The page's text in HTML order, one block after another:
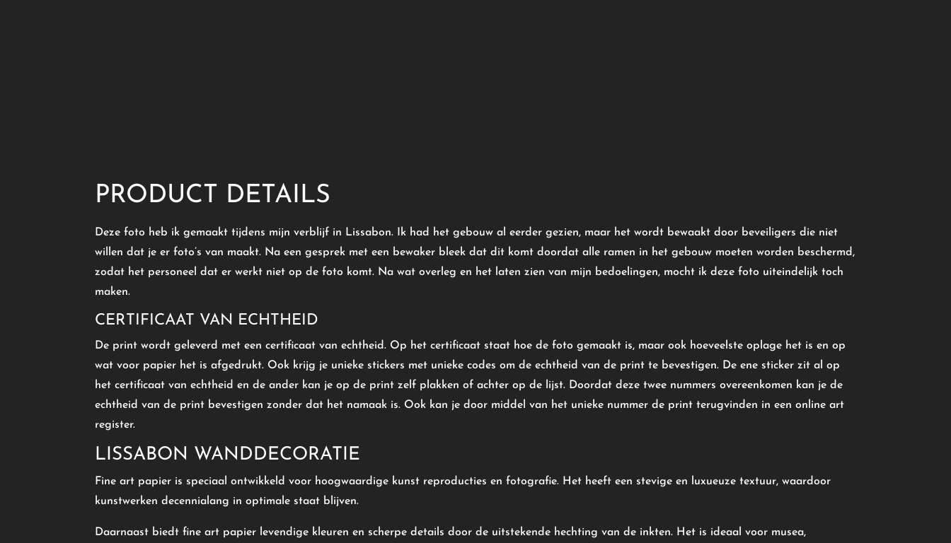
PRODUCT DETAILS
Deze foto heb ik gemaakt tijdens mijn verblijf in Lissabon. Ik had het gebouw al eerder gezien, maar het wordt bewaakt door beveiligers die niet
willen dat je er foto’s van maakt. Na een gesprek met een bewaker bleek dat dit komt doordat alle ramen in het gebouw moeten worden beschermd,
zodat het personeel dat er werkt niet op de foto komt. Na wat overleg en het laten zien van mijn bedoelingen, mocht ik deze foto uiteindelijk toch
maken.
CERTIFICAAT VAN ECHTHEID
De print wordt geleverd met een certificaat van echtheid. Op het certificaat staat hoe de foto gemaakt is, maar ook hoeveelste oplage het is en op
wat voor papier het is afgedrukt. Ook krijg je unieke stickers met unieke codes om de echtheid van de print te bevestigen. De ene sticker zit al op
het certificaat van echtheid en de ander kan je op de print zelf plakken of achter op de lijst. Doordat deze twee nummers overeenkomen kan je de
echtheid van de print bevestigen zonder dat het namaak is. Ook kan je door middel van het unieke nummer de print terugvinden in een online art
register.
LISSABON WANDDECORATIE
Fine art papier is speciaal ontwikkeld voor hoogwaardige kunst reproducties en fotografie. Het heeft een stevige en luxueuze textuur, waardoor
kunstwerken decennialang in optimale staat blijven.
Daarnaast biedt fine art papier levendige kleuren en scherpe details door de uitstekende hechting van de inkten. Het is ideaal voor musea,